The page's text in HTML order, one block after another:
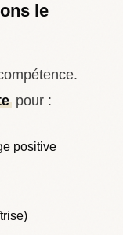
le
pour :
positive